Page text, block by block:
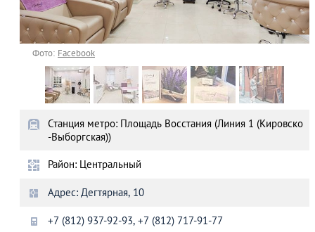
Фото: Facebook
Станция метро: Площадь Восстания (Линия 1 (Кировско
-Выборгская))
Район: Центральный
Адрес: Дегтярная, 10
+7 (812) 937-92-93, +7 (812) 717-91-77